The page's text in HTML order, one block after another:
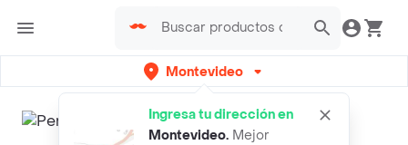
Montevideo
Ingresa tu dirección en
Montevideo. Mejor